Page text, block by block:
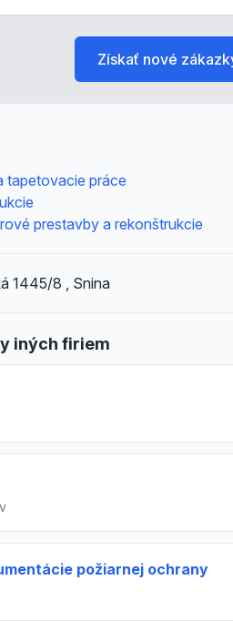
tapetovacie práce
prestavby a rekonštrukcie
1445/8 , Snina
iných firiem
požiarnej ochrany
Získať nové